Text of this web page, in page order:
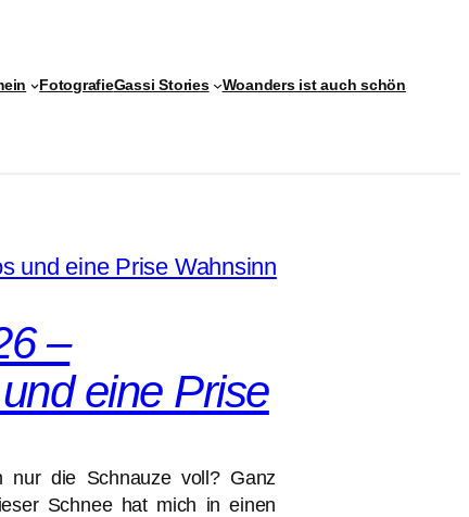
FotografieGassi Stories Woanders ist auch schön
–
eine Prise
nur die Schnauze voll? Ganz
Schnee hat mich in einen